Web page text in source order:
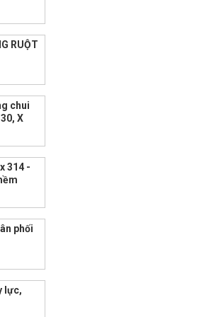
RUỘT
chui
X
314 -
phối
lực,